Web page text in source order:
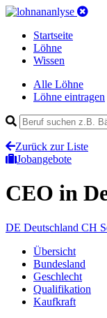
Startseite
Löhne
Wissen
Alle Löhne
Löhne eintragen
Zurück zur Liste
Jobangebote
CEO in
DE Deutschland CH
Übersicht
Bundesland
Geschlecht
Qualifikation
Kaufkraft